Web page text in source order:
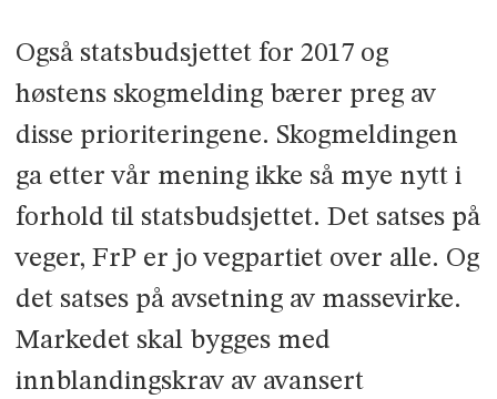
Også statsbudsjettet for 2017 og
høstens skogmelding bærer preg av
disse prioriteringene. Skogmeldingen
ga etter vår mening ikke så mye nytt i
forhold til statsbudsjettet. Det satses på
veger, FrP er jo vegpartiet over alle. Og
det satses på avsetning av massevirke.
Markedet skal bygges med
innblandingskrav av avansert